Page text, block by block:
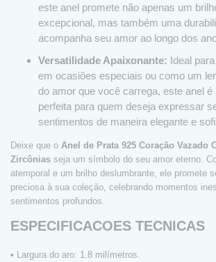
este anel promete não apenas um
excepcional, mas também uma
acompanha seu amor ao longo dos
Versatilidade Apaixonante: Ideal
em ocasiões especiais ou como um
do amor que você carrega, este anel é
perfeita para quem deseja expressar
sentimentos de maneira elegante e
Deixe que o Anel de Prata 925 Coração Vazado
Zircônias seja um símbolo do seu amor eterno.
atemporal e um brilho deslumbrante, ele promete
preciosa à sua coleção, celebrando momentos
sentimentos profundos.
ESPECIFICACOES TECNICAS
• Largura do aro: 1.8 milímetros.